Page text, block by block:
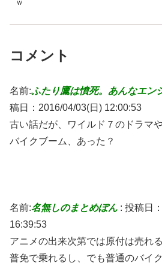
ｗ
コメント
名前:ふたり鷹は憤死。あんなエン
稿日：2016/04/03(日) 12:00:53
古い話だが、ワイルド７のドラマや
バイクブーム、あった？
名前:名無しのまとめぽん : 投稿日
16:39:53
アニメの出来次第では原付は売れ
普免で乗れるし、でも普通のバイ